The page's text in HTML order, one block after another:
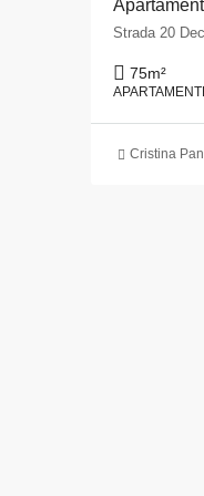
Strada 20
75m²
Cristina